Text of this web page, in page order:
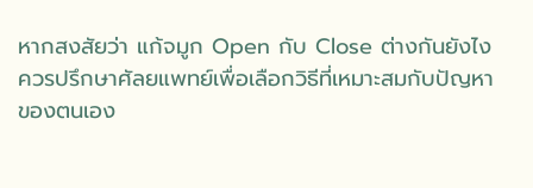
หากสงสัยว่า แก้จมูก Open กับ Close ต่างกันยังไง
ควรปรึกษาศัลยแพทย์เพื่อเลือกวิธีที่เหมาะสมกับปัญหา
ของตนเอง